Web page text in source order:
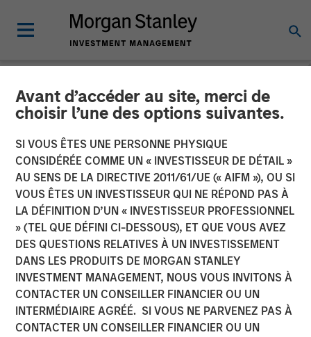
Avant d’accéder au site, merci de
choisir l’une des options suivantes.
SI VOUS ÊTES UNE PERSONNE PHYSIQUE
CONSIDÉRÉE COMME UN « INVESTISSEUR DE DÉTAIL »
AU SENS DE LA DIRECTIVE 2011/61/UE (« AIFM »), OU SI
VOUS ÊTES UN INVESTISSEUR QUI NE RÉPOND PAS À
LA DÉFINITION D’UN « INVESTISSEUR PROFESSIONNEL
» (TEL QUE DÉFINI CI-DESSOUS), ET QUE VOUS AVEZ
DES QUESTIONS RELATIVES À UN INVESTISSEMENT
DANS LES PRODUITS DE MORGAN STANLEY
INVESTMENT MANAGEMENT, NOUS VOUS INVITONS À
CONTACTER UN CONSEILLER FINANCIER OU UN
INTERMÉDIAIRE AGRÉÉ. SI VOUS NE PARVENEZ PAS À
CONTACTER UN CONSEILLER FINANCIER OU UN
NEWSROOM
Mexican Fintech Unicorn
Clip Announces US$100
Million Investment
19 JUIN 2024
MEXICO CITY, NEW YORK — June 19, 2024